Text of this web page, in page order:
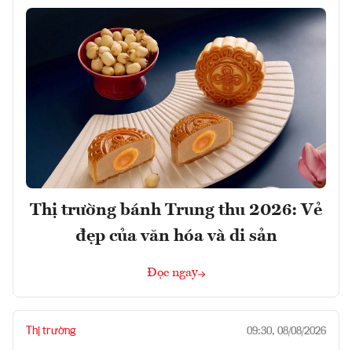
Thị trường bánh Trung thu 2026: Vẻ
đẹp của văn hóa và di sản
Đọc ngay
Thị trường 09:30, 08/08/2026